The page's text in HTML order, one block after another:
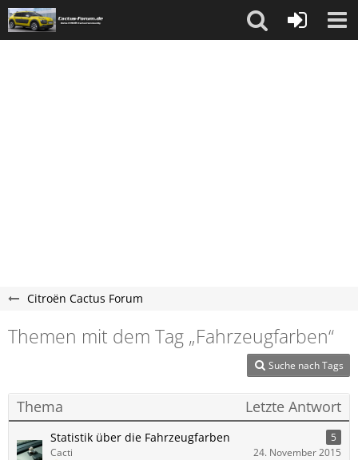
Citroën Cactus Forum
Themen mit dem Tag „Fahrzeugfarben“
Suche nach Tags
Thema Letzte Antwort
Statistik über die Fahrzeugfarben 5
Cacti 24. November 2015